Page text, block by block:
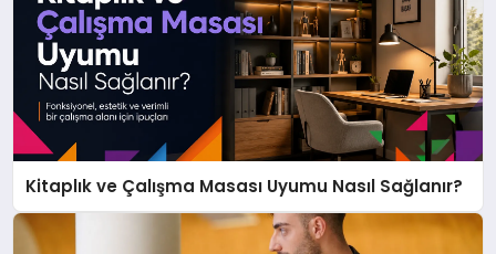
Kitaplık ve Çalışma Masası Uyumu Nasıl Sağlanır?